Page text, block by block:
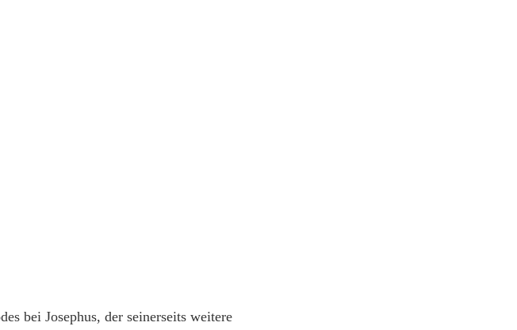
bei Josephus, der seinerseits weitere